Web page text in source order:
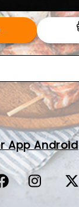
App Android